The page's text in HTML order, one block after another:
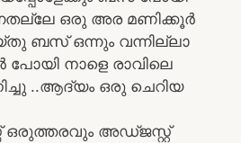
ഒരു അര മണിക്കൂർ
ബസ് ഒന്നും വന്നില്ലാ
പോയി നാളെ രാവിലെ
..ആദ്യം ഒരു ചെറിയ
അഡ്ജസ്റ്റ്